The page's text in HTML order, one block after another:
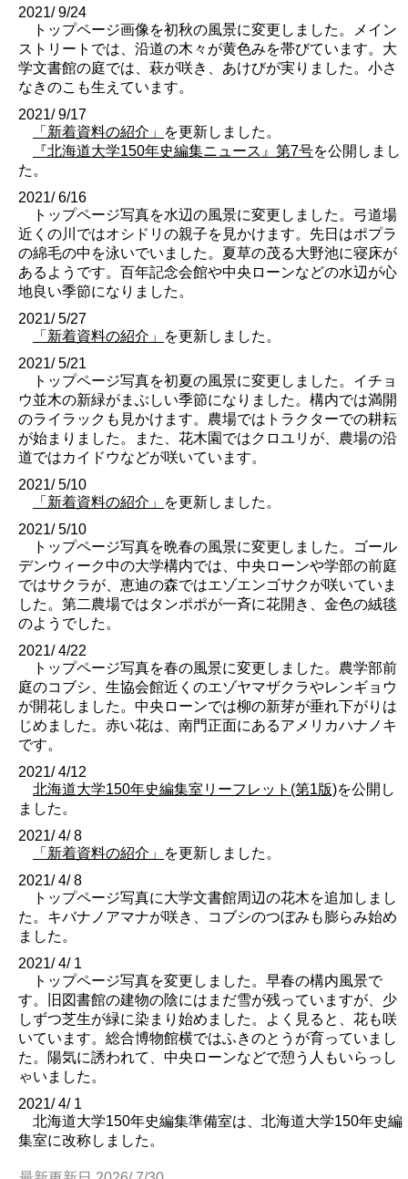
2021/ 9/24
トップページ画像を初秋の風景に変更しました。メイン
ストリートでは、沿道の木々が黄色みを帯びています。大
学文書館の庭では、萩が咲き、あけびが実りました。小さ
なきのこも生えています。
2021/ 9/17
「新着資料の紹介」
を更新しました。
『北海道大学150年史編集ニュース』第7号を公開しまし
た。
2021/ 6/16
トップページ写真を水辺の風景に変更しました。弓道場
近くの川ではオシドリの親子を見かけます。先日はポプラ
の綿毛の中を泳いでいました。夏草の茂る大野池に寝床が
あるようです。百年記念会館や中央ローンなどの水辺が心
地良い季節になりました。
2021/ 5/27
「新着資料の紹介」
を更新しました。
2021/ 5/21
トップページ写真を初夏の風景に変更しました。イチョ
ウ並木の新緑がまぶしい季節になりました。構内では満開
のライラックも見かけます。農場ではトラクターでの耕耘
が始まりました。また、花木園ではクロユリが、農場の沿
道ではカイドウなどが咲いています。
2021/ 5/10
「新着資料の紹介」
を更新しました。
2021/ 5/10
トップページ写真を晩春の風景に変更しました。ゴール
デンウィーク中の大学構内では、中央ローンや学部の前庭
ではサクラが、恵迪の森ではエゾエンゴサクが咲いていま
した。第二農場ではタンポポが一斉に花開き、金色の絨毯
のようでした。
2021/ 4/22
トップページ写真を春の風景に変更しました。農学部前
庭のコブシ、生協会館近くのエゾヤマザクラやレンギョウ
が開花しました。中央ローンでは柳の新芽が垂れ下がりは
じめました。赤い花は、南門正面にあるアメリカハナノキ
です。
2021/ 4/12
北海道大学150年史編集室リーフレット(第1版)を公開し
ました。
2021/ 4/ 8
「新着資料の紹介」
を更新しました。
2021/ 4/ 8
トップページ写真に大学文書館周辺の花木を追加しまし
た。キバナノアマナが咲き、コブシのつぼみも膨らみ始め
ました。
2021/ 4/ 1
トップページ写真を変更しました。早春の構内風景で
す。旧図書館の建物の陰にはまだ雪が残っていますが、少
しずつ芝生が緑に染まり始めました。よく見ると、花も咲
いています。総合博物館横ではふきのとうが育っていまし
た。陽気に誘われて、中央ローンなどで憩う人もいらっし
ゃいました。
2021/ 4/ 1
北海道大学150年史編集準備室は、北海道大学150年史編
集室に改称しました。